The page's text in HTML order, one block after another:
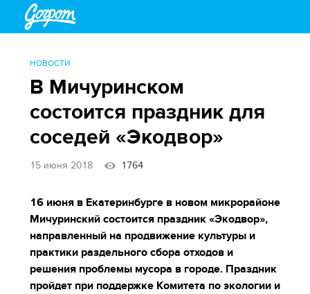
НОВОСТИ
В Мичуринском
состоится праздник для
соседей «Экодвор»
15 июня 2018 1764
16 июня в Екатеринбурге в новом микрорайоне
Мичуринский состоится праздник «Экодвор»,
направленный на продвижение культуры и
практики раздельного сбора отходов и
решения проблемы мусора в городе. Праздник
пройдет при поддержке Комитета по экологии и